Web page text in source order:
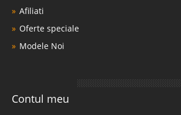
Afiliati
Oferte speciale
Modele Noi
Contul meu